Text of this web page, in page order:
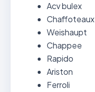
Acv bulex
Chaffoteaux
Weishaupt
Chappee
Rapido
Ariston
Ferroli